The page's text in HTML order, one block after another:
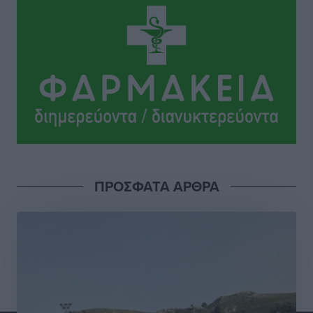
πριν 3 ώρες
Πραγματοποιήθηκαν 43.881 έλεγχοι και βεβαιώθηκαν
Τοπικές Ειδήσεις πριν 3 ώρες
Συνελήφθησαν δύο αλλοδαπές για λαθρεμπόριο
Τοπικές Ειδήσεις• πριν 4 ώρες
ΠΡΟΣΦΑΤΑ ΑΡΘΡΑ